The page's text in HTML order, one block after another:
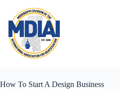
content
How To Start A Design Business